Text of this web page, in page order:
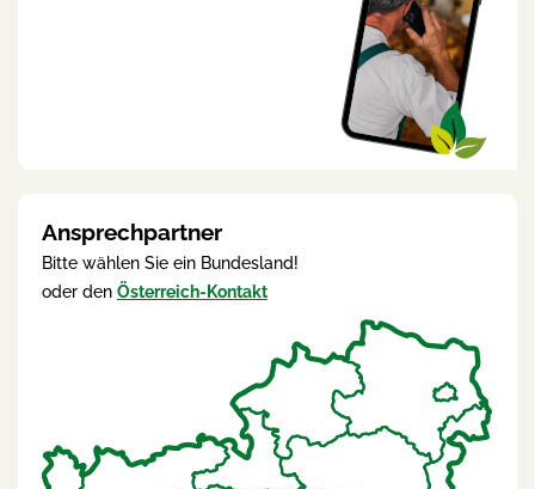
Ansprechpartner
Bitte wählen Sie ein Bundesland!
oder den Österreich-Kontakt